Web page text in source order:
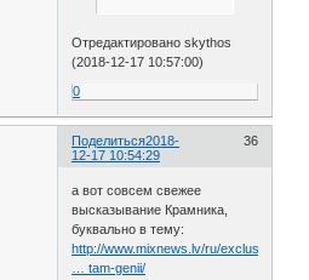
Отредактировано skythos
(2018-12-17 10:57:00)
0
Поделиться 36
2018-
12-17 10:54:29
а вот совсем свежее
высказывание Крамника,
буквально в тему:
http://www.mixnews.lv/ru/exclusive/
… tam-genii/